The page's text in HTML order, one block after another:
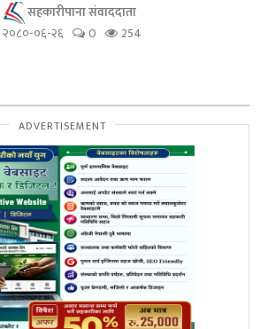
सहकारीपाना संवाददाता
२०८०-०६-२६
0 254
ADVERTISEMENT